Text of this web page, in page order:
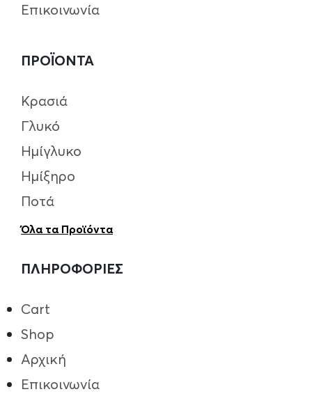
Επικοινωνία
ΠΡΟΪΟΝΤΑ
Κρασιά
Γλυκό
Ημίγλυκο
Ημίξηρο
Ποτά
Όλα τα Προϊόντα
ΠΛΗΡΟΦΟΡΙΕΣ
Cart
Shop
Αρχική
Επικοινωνία